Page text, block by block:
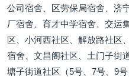
公司宿舍、区劳保局宿舍、济
厂宿舍、育才中学宿舍、交运
区、小河西社区、解放路社区
宿舍、文昌阁社区、土门子街
塘子街道社区（5号、7号、9